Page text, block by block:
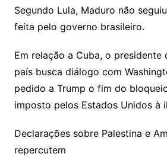
Segundo Lula, Maduro não
feita pelo governo brasileiro.
Em relação a Cuba, o presidente
país busca diálogo com
pedido a Trump o fim do
imposto pelos Estados Unidos à
Declarações sobre Palestina e
repercutem